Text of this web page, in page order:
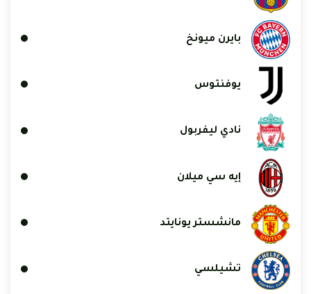
بايرن ميونخ
يوفنتوس
نادي ليفربول
إيه سي ميلان
مانشستر يونايتد
تشيلسي